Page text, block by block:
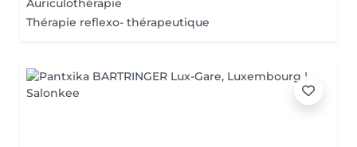
Auriculothérapie
Thérapie reflexo- thérapeutique